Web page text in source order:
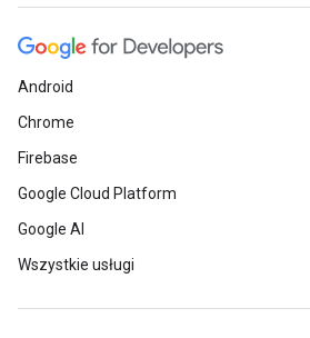
Android
Chrome
Firebase
Google Cloud Platform
Google AI
Wszystkie usługi